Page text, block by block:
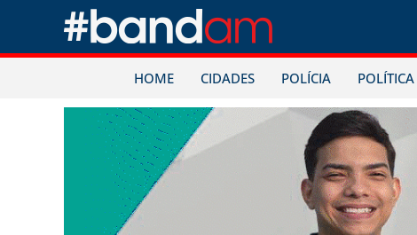
HOME CIDADES POLÍCIA POLÍTICA